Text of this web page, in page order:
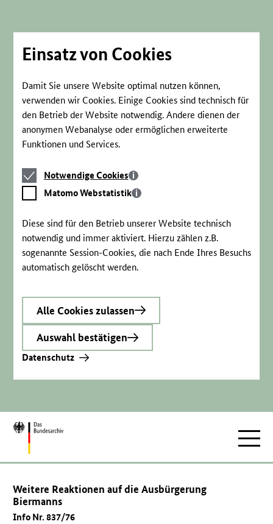
Einsatz von Cookies
Damit Sie unsere Website optimal nutzen können,
verwenden wir Cookies. Einige Cookies sind technisch für
den Betrieb der Website notwendig. Andere dienen der
anonymen Webanalyse oder ermöglichen erweiterte
Funktionen und Services.
Notwendige
Cookies
Notwendige Cookies
Matomo
Webstatistik
Matomo Webstatistik
Diese sind für den Betrieb unserer Website technisch
notwendig und immer aktiviert. Hierzu zählen z.B.
sogenannte Session-Cookies, die nach Ende Ihres Besuchs
automatisch gelöscht werden.
Alle Cookies zulassen
Auswahl bestätigen
Datenschutz
Zur
Weitere Reaktionen auf die Ausbürgerung
Biermanns
Info Nr. 837/76